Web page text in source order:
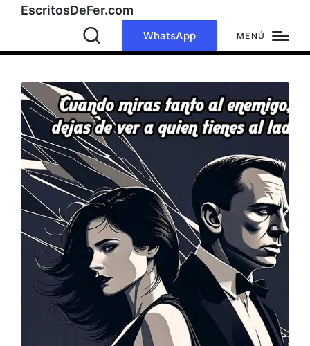
EscritosDeFer.com
WhatsApp MENÚ